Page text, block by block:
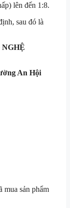
lên đến 1:8.
sau đó là
NGHỆ
An Hội
mua sản phẩm